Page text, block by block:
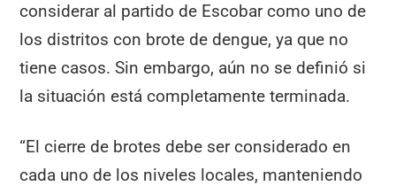
considerar al partido de Escobar como uno de
los distritos con brote de dengue, ya que no
tiene casos. Sin embargo, aún no se definió si
la situación está completamente terminada.
“El cierre de brotes debe ser considerado en
cada uno de los niveles locales, manteniendo